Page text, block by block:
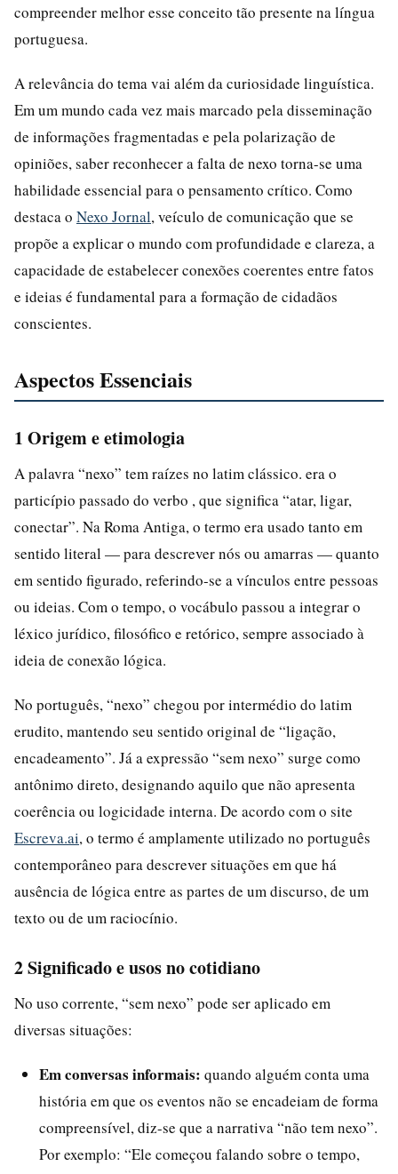
compreender melhor esse conceito tão presente na língua
portuguesa.
A relevância do tema vai além da curiosidade linguística.
Em um mundo cada vez mais marcado pela disseminação
de informações fragmentadas e pela polarização de
opiniões, saber reconhecer a falta de nexo torna-se uma
habilidade essencial para o pensamento crítico. Como
destaca o Nexo Jornal, veículo de comunicação que se
propõe a explicar o mundo com profundidade e clareza, a
capacidade de estabelecer conexões coerentes entre fatos
e ideias é fundamental para a formação de cidadãos
conscientes.
Aspectos Essenciais
1 Origem e etimologia
A palavra “nexo” tem raízes no latim clássico. era o
particípio passado do verbo , que significa “atar, ligar,
conectar”. Na Roma Antiga, o termo era usado tanto em
sentido literal — para descrever nós ou amarras — quanto
em sentido figurado, referindo-se a vínculos entre pessoas
ou ideias. Com o tempo, o vocábulo passou a integrar o
léxico jurídico, filosófico e retórico, sempre associado à
ideia de conexão lógica.
No português, “nexo” chegou por intermédio do latim
erudito, mantendo seu sentido original de “ligação,
encadeamento”. Já a expressão “sem nexo” surge como
antônimo direto, designando aquilo que não apresenta
coerência ou logicidade interna. De acordo com o site
Escreva.ai, o termo é amplamente utilizado no português
contemporâneo para descrever situações em que há
ausência de lógica entre as partes de um discurso, de um
texto ou de um raciocínio.
2 Significado e usos no cotidiano
No uso corrente, “sem nexo” pode ser aplicado em
diversas situações:
Em conversas informais: quando alguém conta uma
história em que os eventos não se encadeiam de forma
compreensível, diz-se que a narrativa “não tem nexo”.
Por exemplo: “Ele começou falando sobre o tempo,